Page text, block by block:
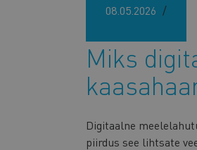
08.05.2026
Miks
Digitaalne
piirdus see lihtsate